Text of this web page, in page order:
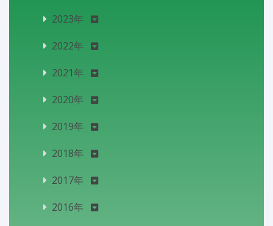
2023年
2022年
2021年
2020年
2019年
2018年
2017年
2016年